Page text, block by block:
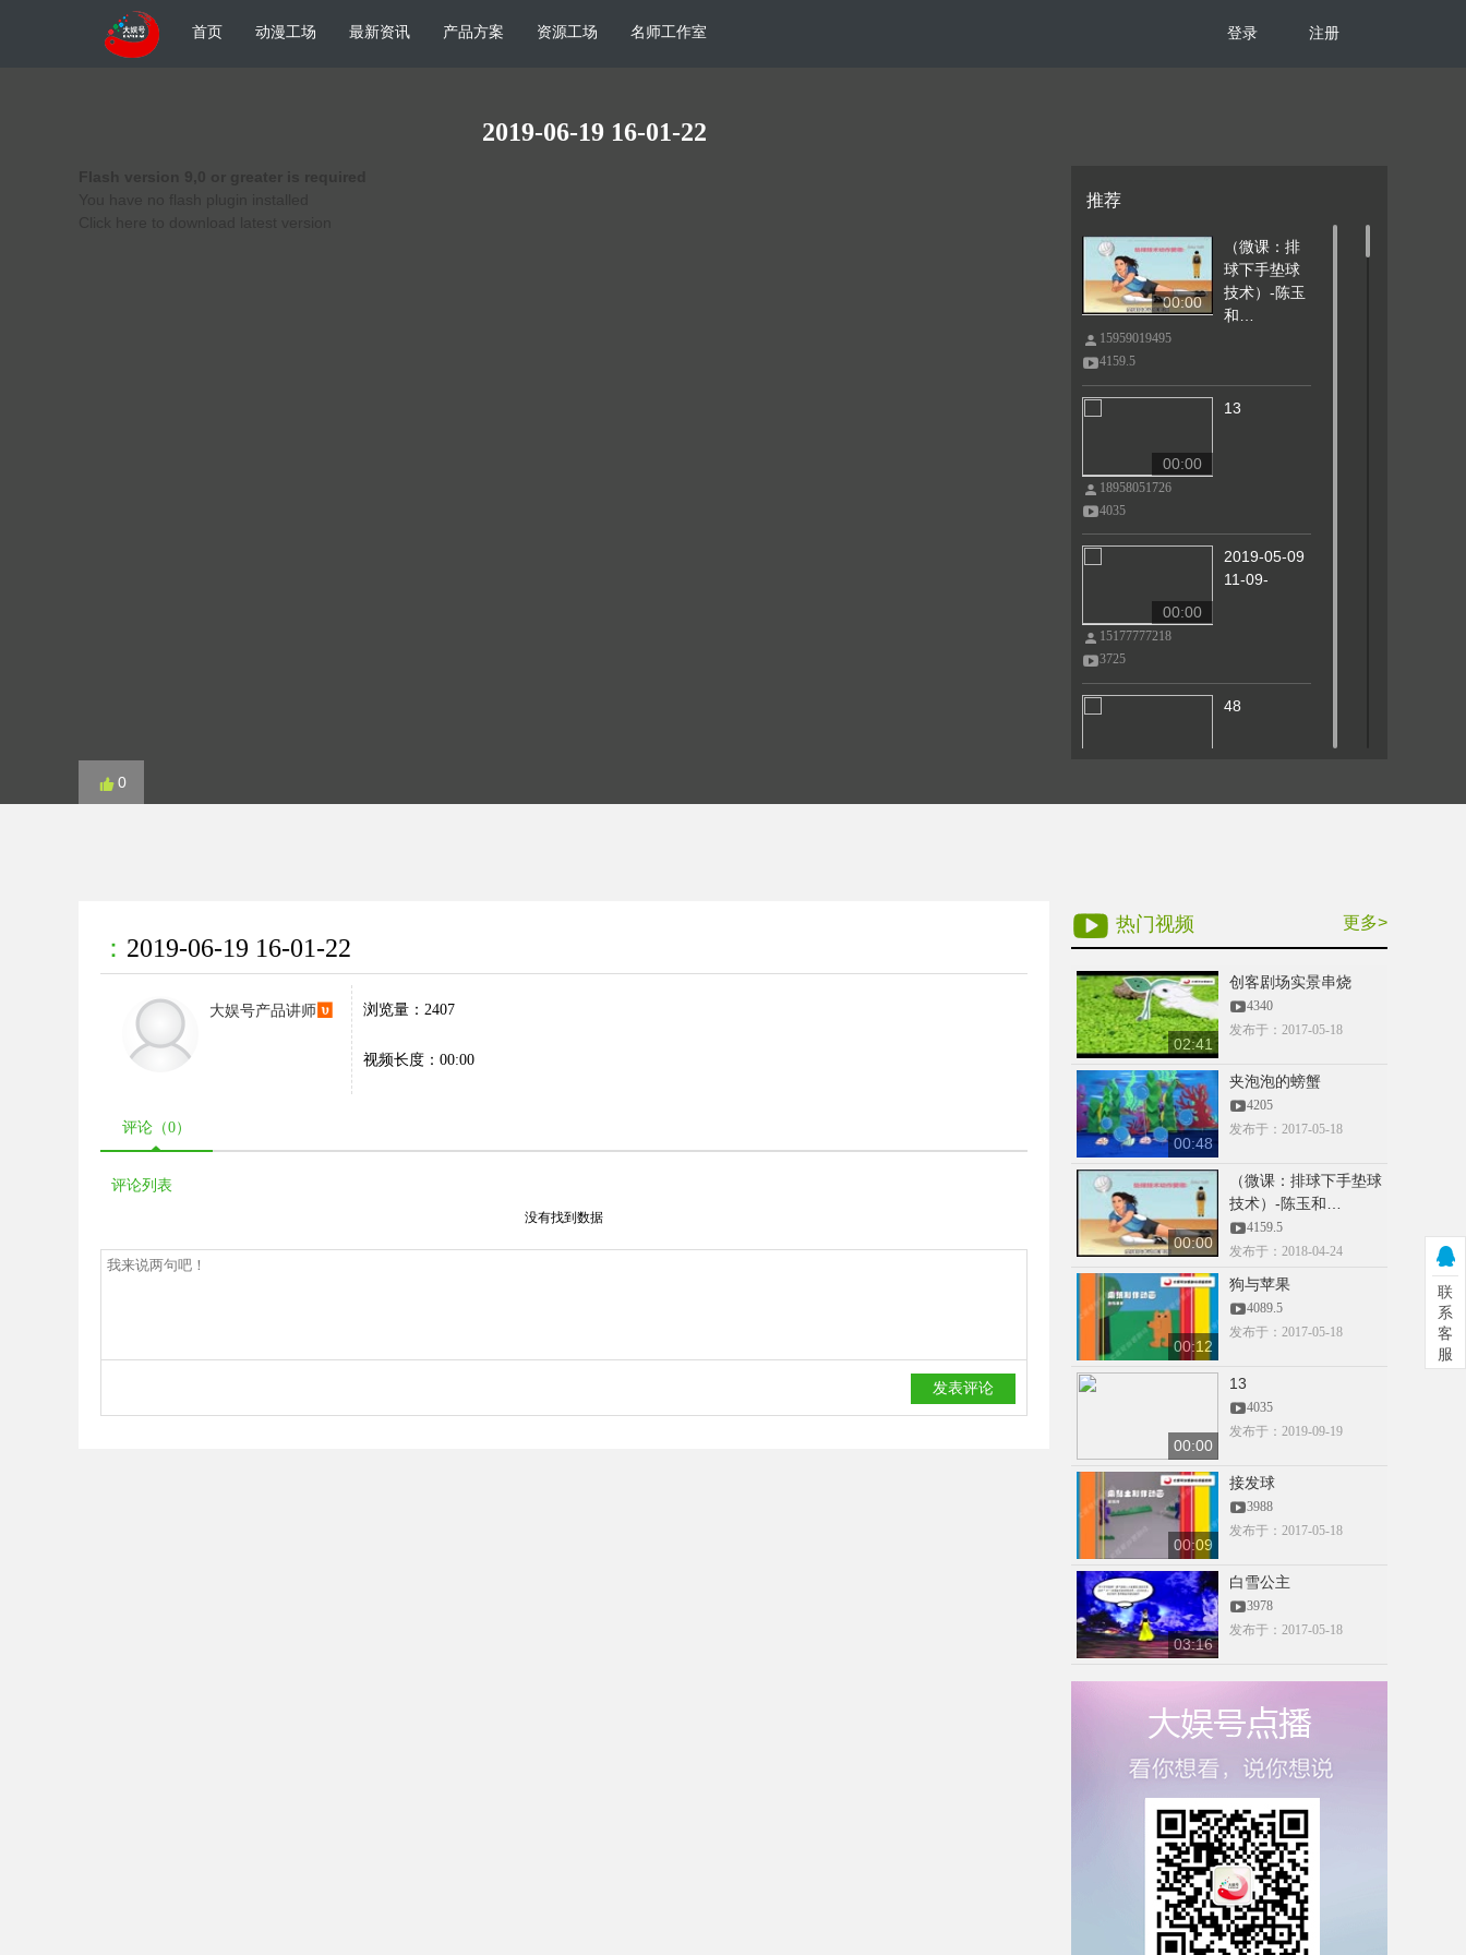
首页 动漫工场 最新资讯 产品方案 资源工场 名师工作室 登录 注册
联
系
客
服
2019-06-19 16-01-22
推荐
00:00
（微课：排
球下手垫球
技术）-陈玉
和…
15959019495
4159.5
00:00
13
18958051726
4035
00:00
2019-05-09
11-09-
15177777218
3725
48
3711
18958051726
00:00
51
18958051726
3668.5
00:00
15959019495
3601
00:00
00:07
材-蓝色
00:07
材-蓝色
admin
3058
00:17
跳舞抠像素
材-绿色
18695607730
00:00
20190409_095300
15959019495
0
更多>
热门视频
02:41
创客剧场实景串烧
4340
发布于：2017-05-18
00:48
夹泡泡的螃蟹
4205
发布于：2017-05-18
00:00
（微课：排球下手垫球
技术）-陈玉和…
4159.5
发布于：2018-04-24
00:12
狗与苹果
4089.5
发布于：2017-05-18
00:00
13
4035
发布于：2019-09-19
00:09
接发球
3988
发布于：2017-05-18
03:16
白雪公主
3978
发布于：2017-05-18
： 2019-06-19 16-01-22
大娱号产品讲师 浏览量：2407
视频长度：00:00
评论（0）
评论列表
没有找到数据